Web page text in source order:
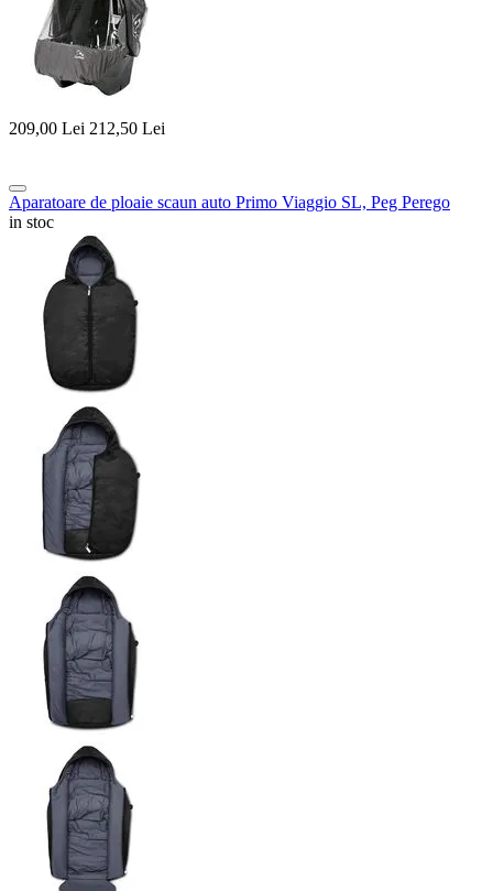
209,00 Lei 212,50 Lei
Aparatoare de ploaie scaun auto Primo Viaggio SL, Peg Perego
in stoc